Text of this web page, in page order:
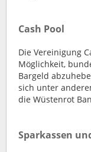
Cash Pool
Die Vereinigung
Möglichkeit,
Bargeld
sich unter
die Wüstenrot
Sparkassen